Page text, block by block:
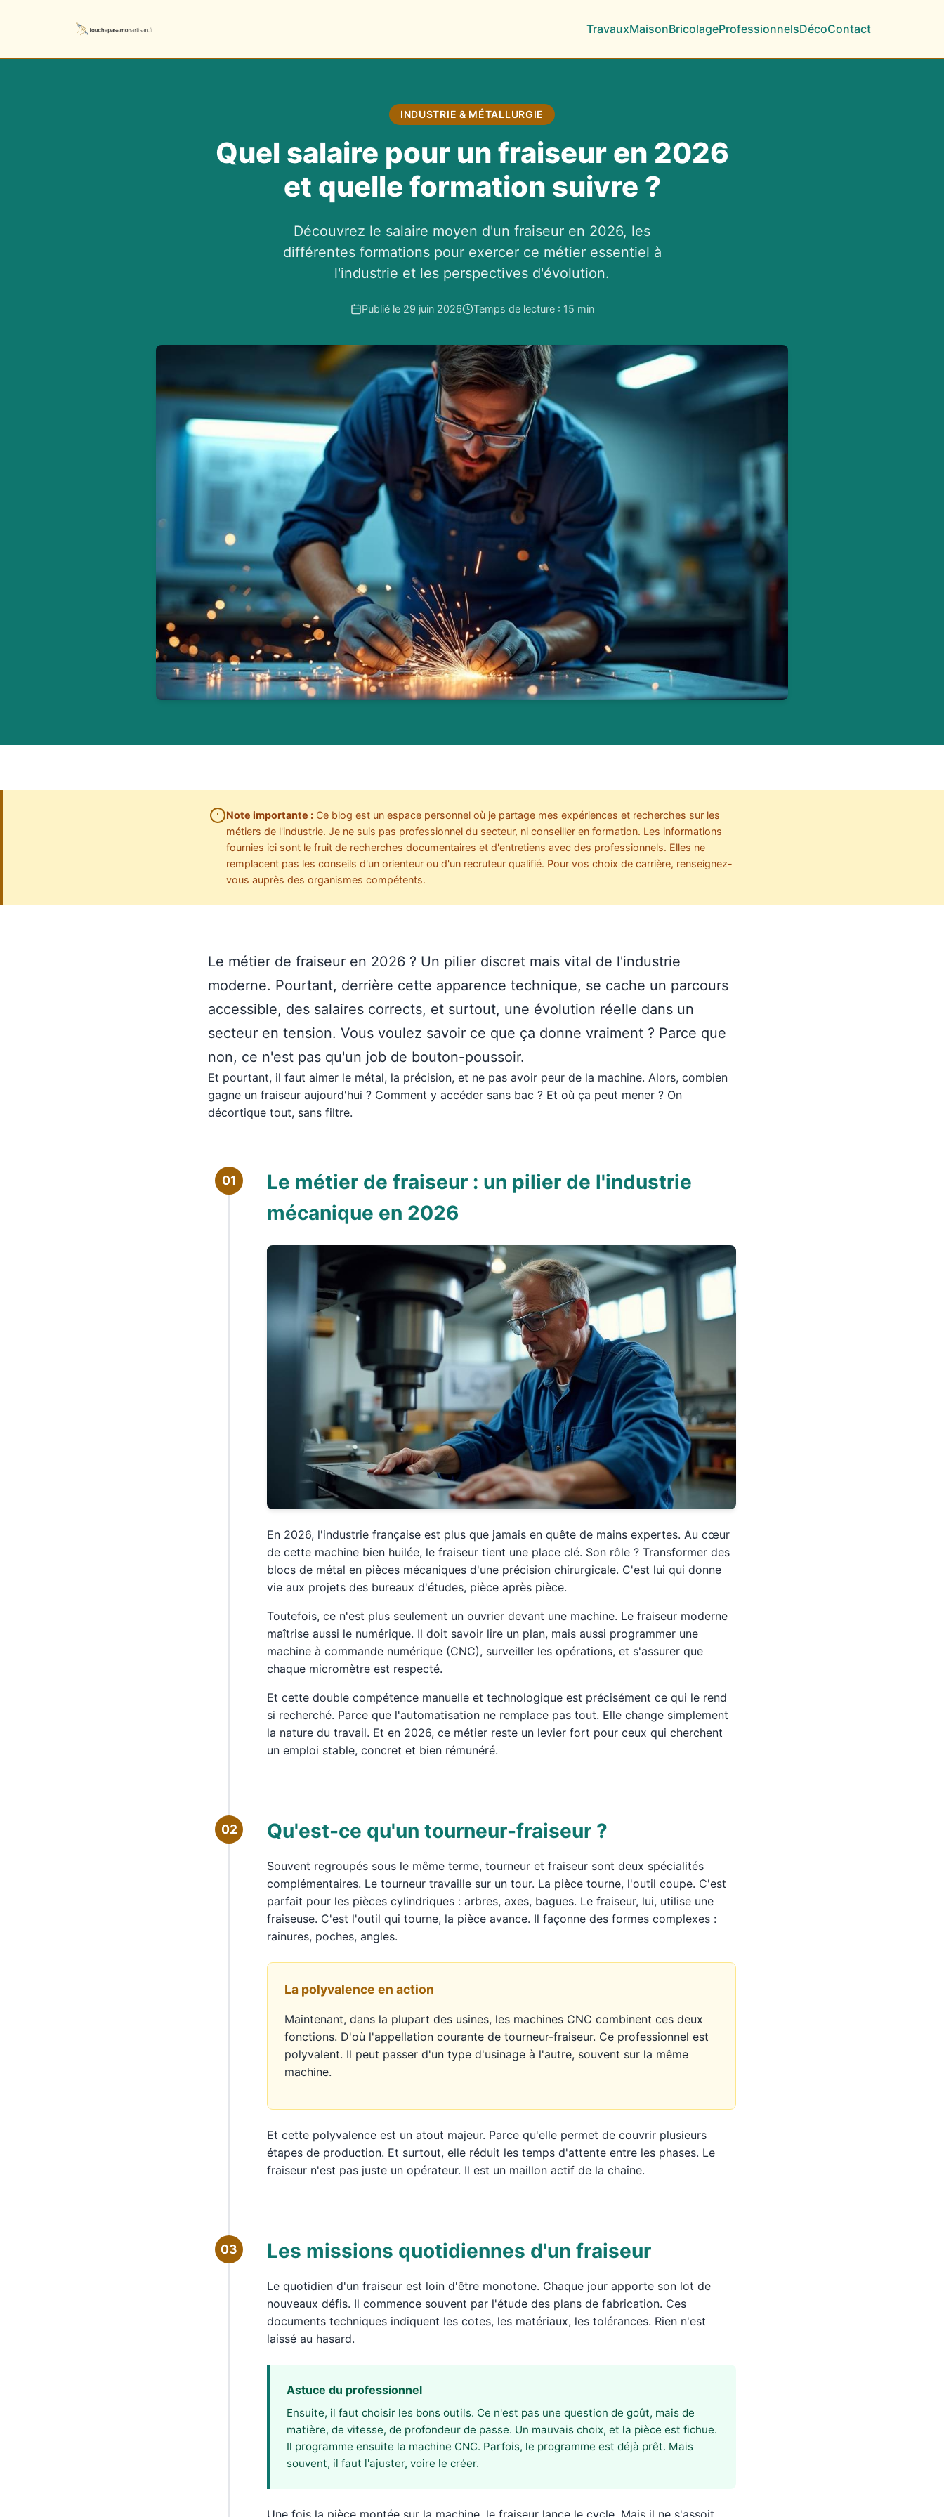
TravauxMaisonBricolageProfessionnelsDécoContact
INDUSTRIE & MÉTALLURGIE
Quel salaire pour un fraiseur en 2026
et quelle formation suivre ?
Découvrez le salaire moyen d'un fraiseur en 2026, les
différentes formations pour exercer ce métier essentiel à
l'industrie et les perspectives d'évolution.
Publié le 29 juin 2026 Temps de lecture : 15 min
Note importante : Ce blog est un espace personnel où je partage mes expériences et recherches sur les
métiers de l'industrie. Je ne suis pas professionnel du secteur, ni conseiller en formation. Les informations
fournies ici sont le fruit de recherches documentaires et d'entretiens avec des professionnels. Elles ne
remplacent pas les conseils d'un orienteur ou d'un recruteur qualifié. Pour vos choix de carrière, renseignez-
vous auprès des organismes compétents.
Le métier de fraiseur en 2026 ? Un pilier discret mais vital de l'industrie
moderne. Pourtant, derrière cette apparence technique, se cache un parcours
accessible, des salaires corrects, et surtout, une évolution réelle dans un
secteur en tension. Vous voulez savoir ce que ça donne vraiment ? Parce que
non, ce n'est pas qu'un job de bouton-poussoir.
Et pourtant, il faut aimer le métal, la précision, et ne pas avoir peur de la machine. Alors, combien
gagne un fraiseur aujourd'hui ? Comment y accéder sans bac ? Et où ça peut mener ? On
décortique tout, sans filtre.
01
Le métier de fraiseur : un pilier de l'industrie
mécanique en 2026
En 2026, l'industrie française est plus que jamais en quête de mains expertes. Au cœur
de cette machine bien huilée, le fraiseur tient une place clé. Son rôle ? Transformer des
blocs de métal en pièces mécaniques d'une précision chirurgicale. C'est lui qui donne
vie aux projets des bureaux d'études, pièce après pièce.
Toutefois, ce n'est plus seulement un ouvrier devant une machine. Le fraiseur moderne
maîtrise aussi le numérique. Il doit savoir lire un plan, mais aussi programmer une
machine à commande numérique (CNC), surveiller les opérations, et s'assurer que
chaque micromètre est respecté.
Et cette double compétence manuelle et technologique est précisément ce qui le rend
si recherché. Parce que l'automatisation ne remplace pas tout. Elle change simplement
la nature du travail. Et en 2026, ce métier reste un levier fort pour ceux qui cherchent
un emploi stable, concret et bien rémunéré.
02 Qu'est-ce qu'un tourneur-fraiseur ?
Souvent regroupés sous le même terme, tourneur et fraiseur sont deux spécialités
complémentaires. Le tourneur travaille sur un tour. La pièce tourne, l'outil coupe. C'est
parfait pour les pièces cylindriques : arbres, axes, bagues. Le fraiseur, lui, utilise une
fraiseuse. C'est l'outil qui tourne, la pièce avance. Il façonne des formes complexes :
rainures, poches, angles.
La polyvalence en action
Maintenant, dans la plupart des usines, les machines CNC combinent ces deux
fonctions. D'où l'appellation courante de tourneur-fraiseur. Ce professionnel est
polyvalent. Il peut passer d'un type d'usinage à l'autre, souvent sur la même
machine.
Et cette polyvalence est un atout majeur. Parce qu'elle permet de couvrir plusieurs
étapes de production. Et surtout, elle réduit les temps d'attente entre les phases. Le
fraiseur n'est pas juste un opérateur. Il est un maillon actif de la chaîne.
03 Les missions quotidiennes d'un fraiseur
Le quotidien d'un fraiseur est loin d'être monotone. Chaque jour apporte son lot de
nouveaux défis. Il commence souvent par l'étude des plans de fabrication. Ces
documents techniques indiquent les cotes, les matériaux, les tolérances. Rien n'est
laissé au hasard.
Astuce du professionnel
Ensuite, il faut choisir les bons outils. Ce n'est pas une question de goût, mais de
matière, de vitesse, de profondeur de passe. Un mauvais choix, et la pièce est fichue.
Il programme ensuite la machine CNC. Parfois, le programme est déjà prêt. Mais
souvent, il faut l'ajuster, voire le créer.
Une fois la pièce montée sur la machine, le fraiseur lance le cycle. Mais il ne s'assoit